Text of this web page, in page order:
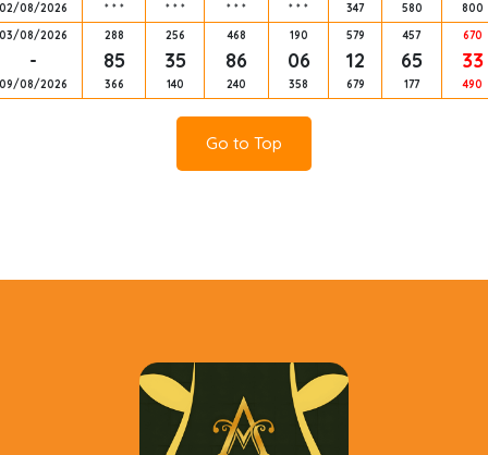
02/08/2026 * * * * * * * * * * * * 347 580
800
03/08/2026
-
09/08/2026
288
85
366
256
35
140
468
86
240
190
06
358
579
12
679
457
65
177
670
33
490
Go to Top